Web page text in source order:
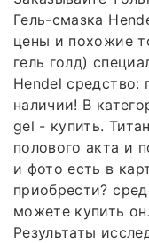
Гель-смазка
цены и похожие
гель голд)
Hendel средство:
наличии! В
gel - купить.
полового акта и
и фото есть в
приобрести?
можете купить
Результаты